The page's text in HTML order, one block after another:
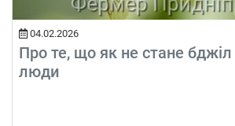
04.02.2026
Про те, що як не стане бджіл
люди